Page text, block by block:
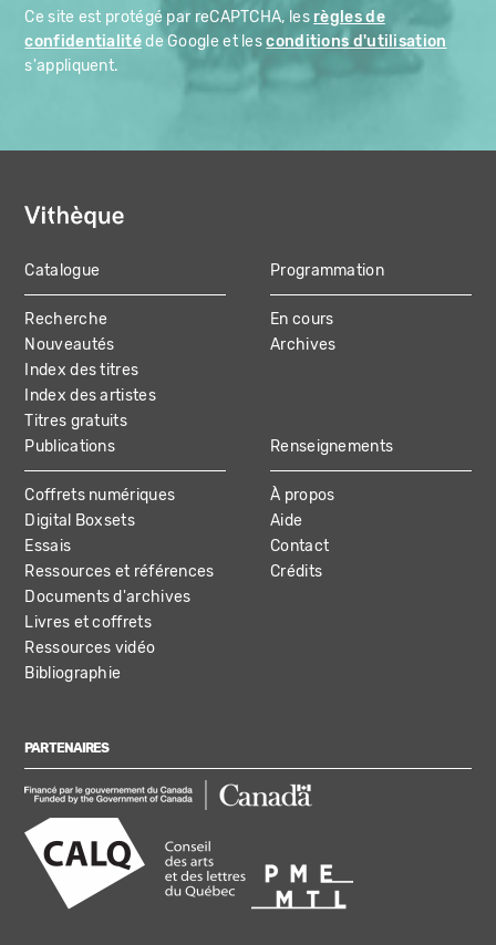
Ce site est protégé par reCAPTCHA, les règles de
confidentialitéde Google et lesconditions d'utilisation
s'appliquent.
MAIN
NAVIGATION
Catalogue
Recherche
Nouveautés
Index des titres
Index des artistes
Titres gratuits
Programmation
En cours
Archives
Publications
Coffrets numériques
Digital Boxsets
Essais
Ressources et références
Documents d'archives
Livres et coffrets
Ressources vidéo
Bibliographie
Renseignements
À propos
Aide
Contact
Crédits
PARTENAIRES